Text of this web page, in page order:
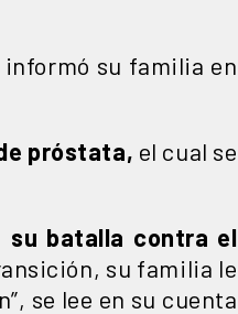
su familia en
próstata, el cual se
batalla contra el
su familia le
se lee en su cuenta